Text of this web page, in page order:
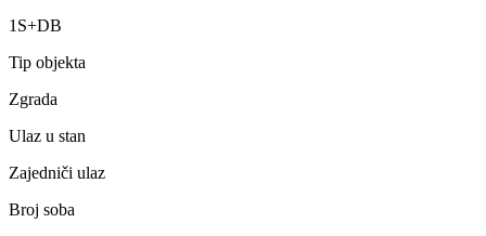
1S+DB
Tip objekta
Zgrada
Ulaz u stan
Zajedniči ulaz
Broj soba